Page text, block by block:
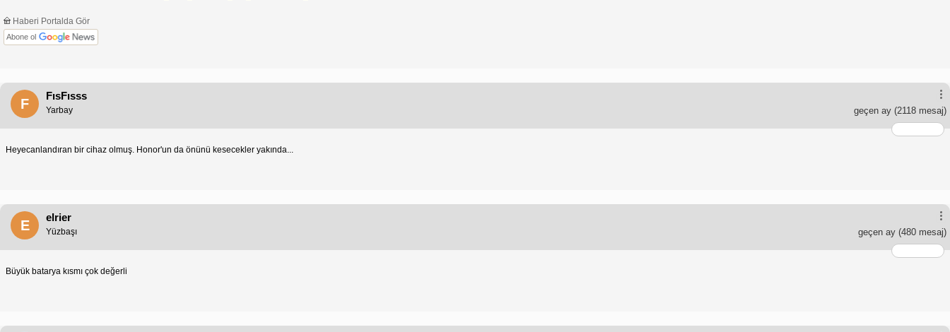
Haberi Portalda Gör
Abone ol
F
FısFısss
geçen ay (2118 mesaj)
Yarbay
Heyecanlandıran bir cihaz olmuş. Honor'un da önünü kesecekler yakında...
E
elrier
geçen ay (480 mesaj)
Yüzbaşı
Büyük batarya kısmı çok değerli